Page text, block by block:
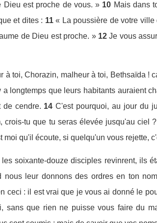
Dieu est proche de vous. » 10 Mais dans
et dites : 11 « La poussière de votre
de Dieu est proche. » 12 Je vous
à toi, Chorazin, malheur à toi, Bethsaïda !
a longtemps que leurs habitants auraient
de cendre. 14 C'est pourquoi, au jour du
crois-tu que tu seras élevée jusqu'au ciel
moi qu'il écoute, si quelqu'un vous rejette,
les soixante-douze disciples revinrent, ils
nous leur donnons des ordres en ton
ceci : il est vrai que je vous ai donné le
sans que rien ne puisse vous faire du